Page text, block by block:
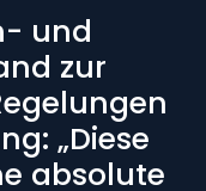
und
zur
„Diese
absolute